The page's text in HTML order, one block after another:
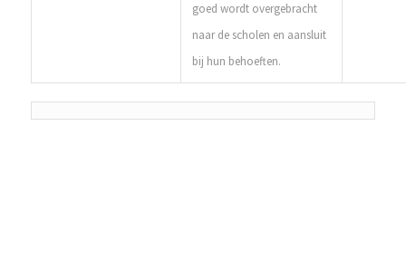
goed wordt overgebracht
naar de scholen en aansluit
bij hun behoeften.